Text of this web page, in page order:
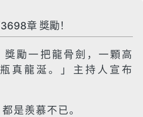
章 獎勵！
獎勵一把龍骨劍，一顆高
真龍涎。」主持人宣布
是羨慕不已。